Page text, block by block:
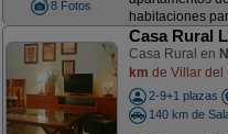
8 Fotos
habitaciones
Casa Rural
Casa Rural en
km de Villar del
2-9+1 plazas
140 km de